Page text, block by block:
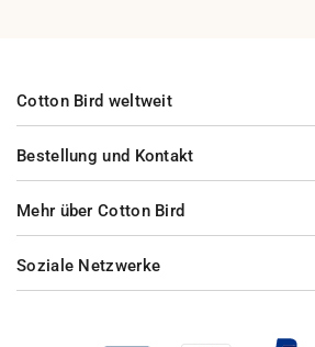
Bestellung und Kontakt
Mehr über Cotton Bird
Cotton Bird weltweit
Soziale Netzwerke